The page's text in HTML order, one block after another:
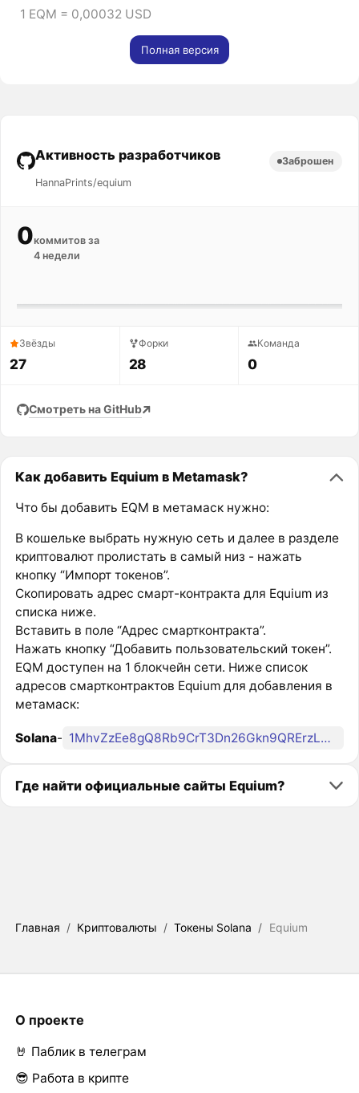
1 EQM = 0,00032 USD
Полная версия
Активность разработчиков
HannaPrints/equium
Заброшен
0коммитов за
4 недели
Звёзды
27
Форки
28
Команда
0
Смотреть на GitHub
Как добавить Equium в Metamask?
Что бы добавить EQM в метамаск нужно:
В кошельке выбрать нужную сеть и далее в разделе
криптовалют пролистать в самый низ - нажать
кнопку “Импорт токенов”.
Скопировать адрес смарт-контракта для Equium из
списка ниже.
Вставить в поле “Адрес смартконтракта”.
Нажать кнопку “Добавить пользовательский токен”.
EQM доступен на 1 блокчейн сети. Ниже список
адресов смартконтрактов Equium для добавления в
метамаск:
Solana- 1MhvZzEe8gQ8Rb9CrT3Dn26Gkn9QRErzLMGkkTwveqm
Где найти официальные сайты Equium?
Главная / Криптовалюты / Токены Solana / Equium
О проекте
🤘 Паблик в телеграм
😎 Работа в крипте